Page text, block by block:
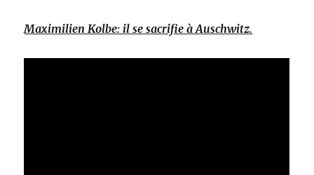
Maximilien Kolbe: il se sacrifie à Auschwitz.